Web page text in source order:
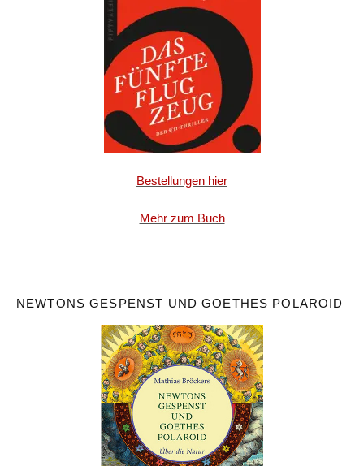
Bestellungen hier
Mehr zum Buch
NEWTONS GESPENST UND GOETHES POLAROID